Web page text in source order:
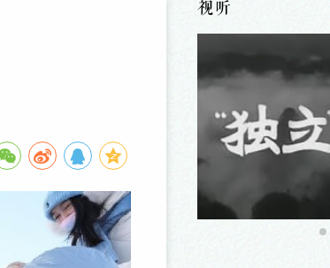
视听